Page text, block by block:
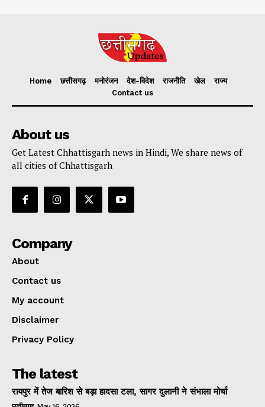
Home छत्तीसगढ़ मनोरंजन देश-विदेश राजनीति खेल
राज्य
Contact us
About us
Get Latest Chhattisgarh news in Hindi, We share news of
all cities of Chhattisgarh
Company
About
Contact us
My account
Disclaimer
Privacy Policy
The latest
रायपुर में तेज बारिश से बड़ा हादसा टला, सागर दुलानी ने संभाला मोर्चा